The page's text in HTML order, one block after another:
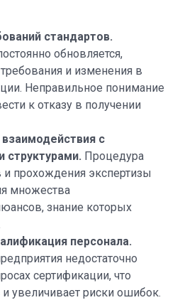
стандартов.
обновляется,
и изменения в
Неправильное понимание
к отказу в получении
с
структурами. Процедура
и прохождения экспертизы
множества
знание которых
персонала.
недостаточно
сертификации, что
увеличивает риски ошибок.